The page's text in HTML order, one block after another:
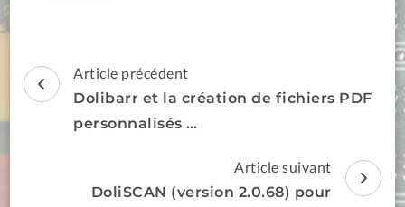
Navigation
d'article
Article précédent
Dolibarr et la création de fichiers PDF
personnalisés …
Article suivant
DoliSCAN (version 2.0.68) pour